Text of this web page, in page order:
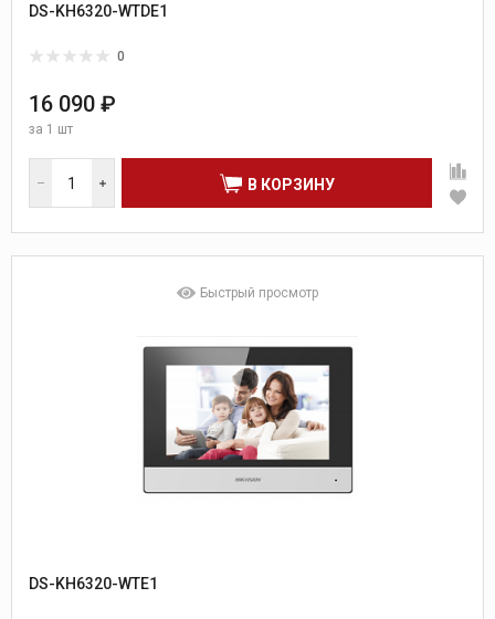
DS-KH6320-WTDE1
0
16 090 ₽
за 1 шт
В КОРЗИНУ
Быстрый просмотр
DS-KH6320-WTE1